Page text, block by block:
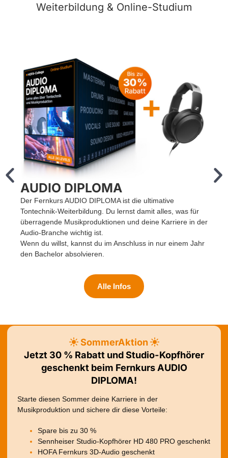
Weiterbildung & Online-Studium
AUDIO DIPLOMA
Der Fernkurs AUDIO DIPLOMA ist die ultimative
Tontechnik-Weiterbildung. Du lernst damit alles, was für
überragende Musikproduktionen und deine Karriere in der
Audio-Branche wichtig ist.
Wenn du willst, kannst du im Anschluss in nur einem Jahr
den Bachelor absolvieren.
Alle Infos
SommerAktion
Jetzt 30 % Rabatt und Studio-Kopfhörer
geschenkt beim Fernkurs AUDIO
DIPLOMA!
Starte diesen Sommer deine Karriere in der
Musikproduktion und sichere dir diese Vorteile:
Spare bis zu 30 %
Sennheiser Studio-Kopfhörer HD 480 PRO geschenkt
HOFA Fernkurs 3D-Audio geschenkt